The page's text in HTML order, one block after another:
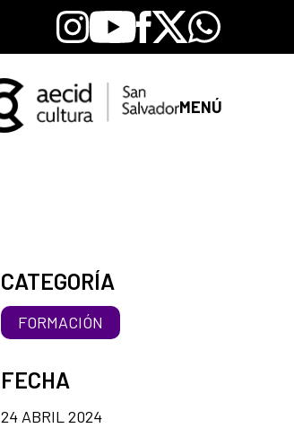
Instagram
YoutubeFacebook
X Whatsapp
MENÚ
CATEGORÍA
FORMACIÓN
FECHA
24 ABRIL 2024